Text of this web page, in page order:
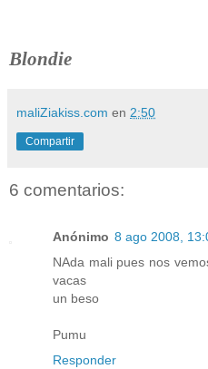
Blondie
maliZiakiss.com en 2:50
Compartir
6 comentarios:
Anónimo 8 ago 2008,
NAda mali pues nos
vacas
un beso
Pumu
Responder